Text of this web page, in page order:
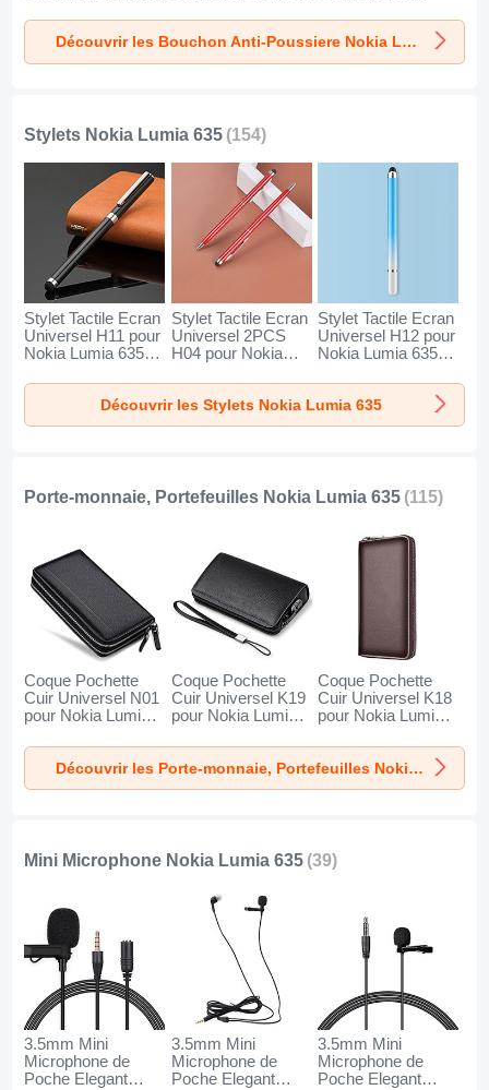
Nokia Lumia 635
Argent
Nokia Lumia 635
Or Rose
Nokia Lumia 635
Argent
Découvrir les Bouchon Anti-Poussiere Nokia Lumia 635
Stylets Nokia Lumia 635 (154)
Stylet Tactile Ecran
Universel H11 pour
Nokia Lumia 635
Stylet Tactile Ecran
Universel 2PCS
H04 pour Nokia
Stylet Tactile Ecran
Universel H12 pour
Nokia Lumia 635
Découvrir les Stylets Nokia Lumia 635
Porte-monnaie, Portefeuilles Nokia Lumia 635 (115)
Coque Pochette
Cuir Universel N01
pour Nokia Lumia
Coque Pochette
Cuir Universel K19
pour Nokia Lumia
Coque Pochette
Cuir Universel K18
pour Nokia Lumia
Découvrir les Porte-monnaie, Portefeuilles Nokia Lumia 635
Mini Microphone Nokia Lumia 635 (39)
3.5mm Mini
Microphone de
Poche Elegant
3.5mm Mini
Microphone de
Poche Elegant
3.5mm Mini
Microphone de
Poche Elegant